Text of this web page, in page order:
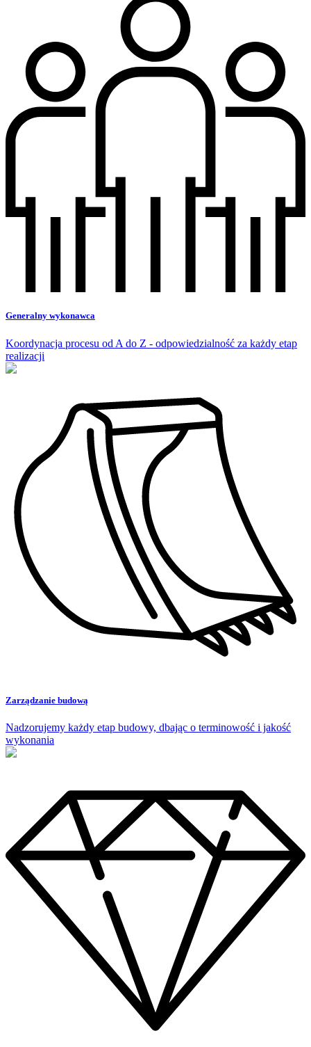
Generalny wykonawca
Koordynacja procesu od A do Z - odpowiedzialność za każdy etap
realizacji
Zarządzanie budową
Nadzorujemy każdy etap budowy, dbając o terminowość i jakość
wykonania